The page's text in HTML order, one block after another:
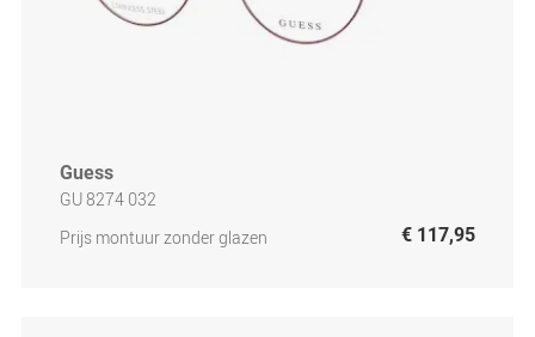
Guess
GU 8274 032
Prijs montuur zonder glazen
€ 117,95